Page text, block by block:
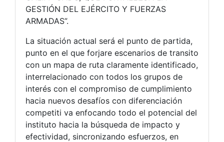
GESTIÓN DEL EJÉRCITO Y FUERZAS
ARMADAS”.
La situación actual será el punto de partida,
punto en el que forjare escenarios de transito
con un mapa de ruta claramente identificado,
interrelacionado con todos los grupos de
interés con el compromiso de cumplimiento
hacia nuevos desafíos con diferenciación
competiti va enfocando todo el potencial del
instituto hacia la búsqueda de impacto y
efectividad, sincronizando esfuerzos, en